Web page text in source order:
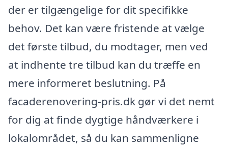
der er tilgængelige for dit specifikke
behov. Det kan være fristende at vælge
det første tilbud, du modtager, men ved
at indhente tre tilbud kan du træffe en
mere informeret beslutning. På
facaderenovering-pris.dk gør vi det nemt
for dig at finde dygtige håndværkere i
lokalområdet, så du kan sammenligne